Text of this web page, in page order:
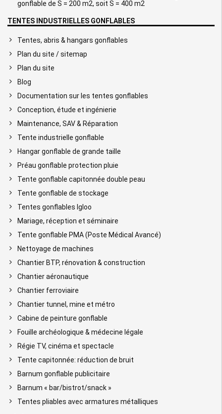
gonflable de S = 200 m2, soit S = 400 m2
TENTES INDUSTRIELLES GONFLABLES
Tentes, abris & hangars gonflables
Plan du site / sitemap
Plan du site
Blog
Documentation sur les tentes gonflables
Conception, étude et ingénierie
Maintenance, SAV & Réparation
Tente industrielle gonflable
Hangar gonflable de grande taille
Préau gonflable protection pluie
Tente gonflable capitonnée double peau
Tente gonflable de stockage
Tentes gonflables Igloo
Mariage, réception et séminaire
Tente gonflable PMA (Poste Médical Avancé)
Nettoyage de machines
Chantier BTP, rénovation & construction
Chantier aéronautique
Chantier ferroviaire
Chantier tunnel, mine et métro
Cabine de peinture gonflable
Fouille archéologique & médecine légale
Régie TV, cinéma et spectacle
Tente capitonnée: réduction de bruit
Barnum gonflable publicitaire
Barnum « bar/bistrot/snack »
Tentes pliables avec armatures métalliques